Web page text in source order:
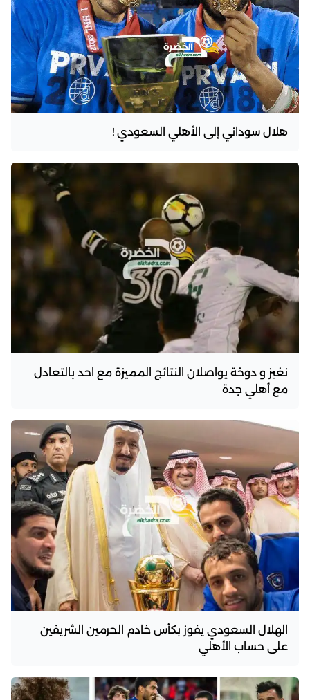
هلال سوداني إلى الأهلي السعودي !
نغيز و دوخة يواصلان النتائج المميزة مع احد بالتعادل
مع أهلي جدة
الهلال السعودي يفوز بكأس خادم الحرمين الشريفين
على حساب الأهلي